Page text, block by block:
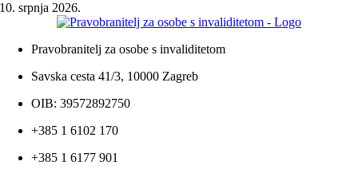
10. srpnja 2026.
Pravobranitelj za osobe s invaliditetom
Savska cesta 41/3, 10000 Zagreb
OIB: 39572892750
+385 1 6102 170
+385 1 6177 901